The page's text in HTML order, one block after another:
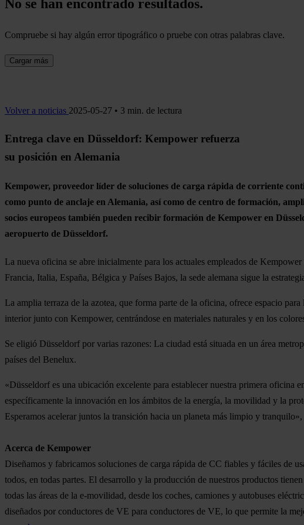
No se han encontrado resultados.
Compruebe si hay algún error tipográfico o pruebe con otras palabras clave.
Cargar más
Volver a noticias 2025-05-27 • 3 min. de lectura
Entrega clave en Düsseldorf: Kempower refuerza
su posición en Alemania
Kempower, proveedor líder de soluciones de carga rápida de corriente
como punto de anclaje en Alemania, así como de centro de formación,
socios europeos también pueden recibir formación de Kempower en
aeropuerto de Düsseldorf.
La nueva oficina se abre inicialmente para los actuales empleados de
Francia, Italia, España, Bélgica y Países Bajos, la sede alemana sigue la
La amplia terraza de la azotea, que forma parte de la oficina, ofrece espacio
interior junto con Kempower, centrándose en materiales naturales y en los
Se eligió Düsseldorf por varias razones: La ciudad está situada en un área
países del Benelux.
«Düsseldorf es una ubicación excelente para establecer nuestra primera
específicamente la innovación en los ámbitos de la energía, la movilidad y la
Esperamos acelerar juntos la transición hacia un planeta más limpio y
Acerca de Kempower
Diseñamos y fabricamos soluciones de carga rápida de CC fiables y fáciles de
todos, en todas partes. El desarrollo y la producción de nuestros productos
todas las áreas de la e-movilidad, desde los coches, camiones y autobuses
diseñados por conductores de VE para conductores de VE, lo que permite la